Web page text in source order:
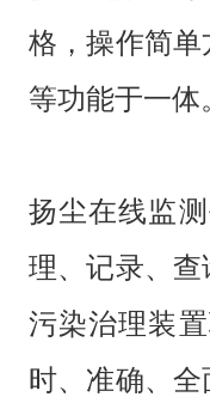
格，操作简
等功能于一体
扬尘在线监
理、记录、
污染治理装
时、准确、